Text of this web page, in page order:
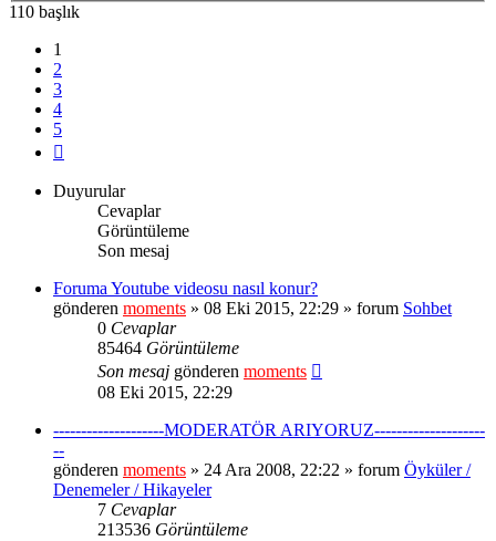
110 başlık
1
2
3
4
5
Duyurular
Cevaplar
Görüntüleme
Son mesaj
Foruma Youtube videosu nasıl konur?
gönderen moments » 08 Eki 2015, 22:29 » forum Sohbet
0 Cevaplar
85464 Görüntüleme
Son mesaj gönderen moments
08 Eki 2015, 22:29
--------------------MODERATÖR ARIYORUZ--------------------
--
gönderen moments » 24 Ara 2008, 22:22 » forum Öyküler /
Denemeler / Hikayeler
7 Cevaplar
213536 Görüntüleme